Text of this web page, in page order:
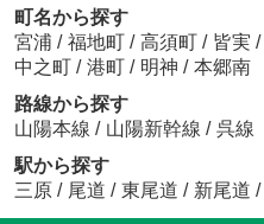
町名から探す
宮浦 / 福地町 / 高須町 / 皆実 /
中之町 / 港町 / 明神 / 本郷南
路線から探す
山陽本線 / 山陽新幹線 / 呉線
駅から探す
三原 / 尾道 / 東尾道 / 新尾道 /